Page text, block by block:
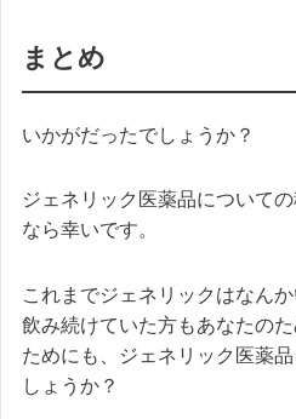
まとめ
いかがだったでしょうか？
ジェネリック医薬品について
なら幸いです。
これまでジェネリックはなん
飲み続けていた方もあなたの
ためにも、ジェネリック医薬
しょうか？